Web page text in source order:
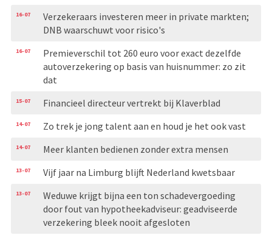
16-07
Verzekeraars investeren meer in private markten;
DNB waarschuwt voor risico's
16-07
Premieverschil tot 260 euro voor exact dezelfde
autoverzekering op basis van huisnummer: zo zit
dat
15-07 Financieel directeur vertrekt bij Klaverblad
14-07 Zo trek je jong talent aan en houd je het ook vast
14-07 Meer klanten bedienen zonder extra mensen
13-07 Vijf jaar na Limburg blijft Nederland kwetsbaar
13-07
Weduwe krijgt bijna een ton schadevergoeding
door fout van hypotheekadviseur: geadviseerde
verzekering bleek nooit afgesloten